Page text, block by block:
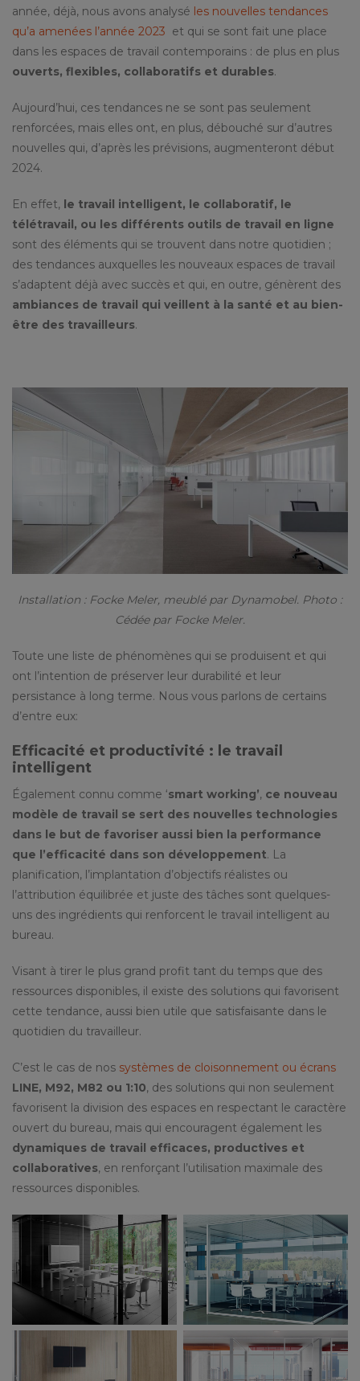
année, déjà, nous avons analysé les nouvelles tendances
qu’a amenées l’année 2023 et qui se sont fait une place
dans les espaces de travail contemporains : de plus en plus
ouverts, flexibles, collaboratifs et durables.
Aujourd’hui, ces tendances ne se sont pas seulement
renforcées, mais elles ont, en plus, débouché sur d’autres
nouvelles qui, d’après les prévisions, augmenteront début
2024.
En effet, le travail intelligent, le collaboratif, le
télétravail, ou les différents outils de travail en ligne
sont des éléments qui se trouvent dans notre quotidien ;
des tendances auxquelles les nouveaux espaces de travail
s’adaptent déjà avec succès et qui, en outre, génèrent des
ambiances de travail qui veillent à la santé et au bien-
être des travailleurs.
Installation : Focke Meler, meublé par Dynamobel. Photo :
Cédée par Focke Meler.
Toute une liste de phénomènes qui se produisent et qui
ont l’intention de préserver leur durabilité et leur
persistance à long terme. Nous vous parlons de certains
d’entre eux:
Efficacité et productivité : le travail
intelligent
Également connu comme ‘smart working’, ce nouveau
modèle de travail se sert des nouvelles technologies
dans le but de favoriser aussi bien la performance
que l’efficacité dans son développement. La
planification, l’implantation d’objectifs réalistes ou
l’attribution équilibrée et juste des tâches sont quelques-
uns des ingrédients qui renforcent le travail intelligent au
bureau.
Visant à tirer le plus grand profit tant du temps que des
ressources disponibles, il existe des solutions qui favorisent
cette tendance, aussi bien utile que satisfaisante dans le
quotidien du travailleur.
C’est le cas de nos systèmes de cloisonnement ou écrans
LINE, M92, M82 ou 1:10, des solutions qui non seulement
favorisent la division des espaces en respectant le caractère
ouvert du bureau, mais qui encouragent également les
dynamiques de travail efficaces, productives et
collaboratives, en renforçant l’utilisation maximale des
ressources disponibles.